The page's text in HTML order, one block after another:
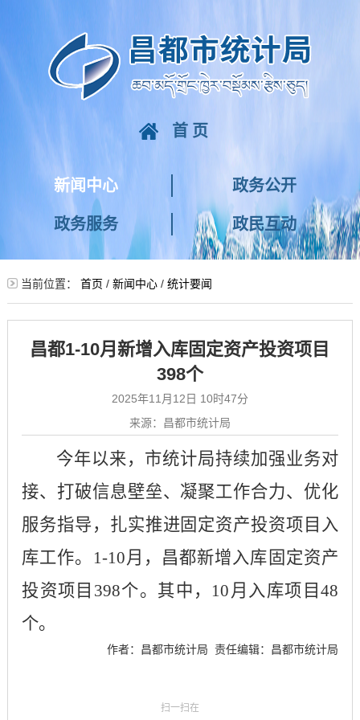
首页
新闻中心 政务公开
政务服务 政民互动
当前位置： 首页 / 新闻中心/ 统计要闻
昌都1-10月新增入库固定资产投资项目
398个
2025年11月12日 10时47分
来源：昌都市统计局
今年以来，市统计局持续加强业务对
接、打破信息壁垒、凝聚工作合力、优化
服务指导，扎实推进固定资产投资项目入
库工作。1-10月 ，昌都新增入库固定资产
投资项目 398个。其中， 10 月 入库项目 48
个。
责任编辑：昌都市统计局
作者：昌都市统计局
扫一扫在